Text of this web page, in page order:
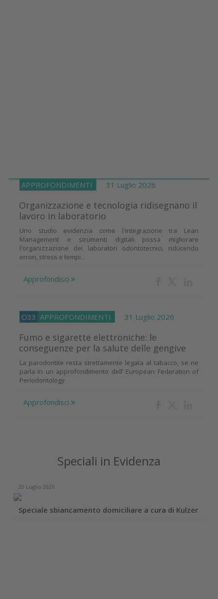
APPROFONDIMENTI 31 Luglio 2026
Organizzazione e tecnologia ridisegnano il
lavoro in laboratorio
Uno studio evidenzia come l'integrazione tra Lean
Management e strumenti digitali possa migliorare
l'organizzazione dei laboratori odontotecnici, riducendo
errori, stress e tempi...
Approfondisci
O33 APPROFONDIMENTI 31 Luglio 2026
Fumo e sigarette elettroniche: le
conseguenze per la salute delle gengive
La parodontite resta strettamente legata al tabacco, se ne
parla in un approfondimento dell’ European Federation of
Periodontology
Approfondisci
Speciali in Evidenza
20 Luglio 2026
Speciale sbiancamento domiciliare a cura di Kulzer